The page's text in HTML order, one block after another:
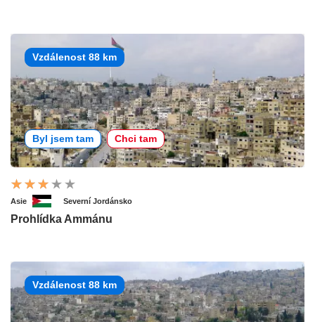
Vzdálenost 88 km
Byl jsem tam Chci tam
Asie Severní Jordánsko
Prohlídka Ammánu
Vzdálenost 88 km